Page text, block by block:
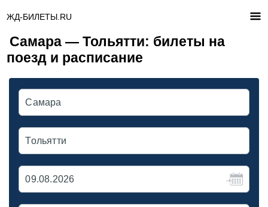
ЖД-БИЛЕТЫ.RU
Самара — Тольятти: билеты на
поезд и расписание